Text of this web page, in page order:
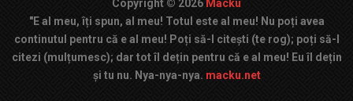
Copyright © 2026 Macku
"E al meu, îți spun, al meu! Totul este al meu! Nu poți avea
continutul pentru că e al meu! Poți să-l citești (te rog); poți să-l
citezi (mulțumesc); dar tot îl dețin pentru că e al meu! Eu îl dețin
și tu nu. Nya-nya-nya. macku.net